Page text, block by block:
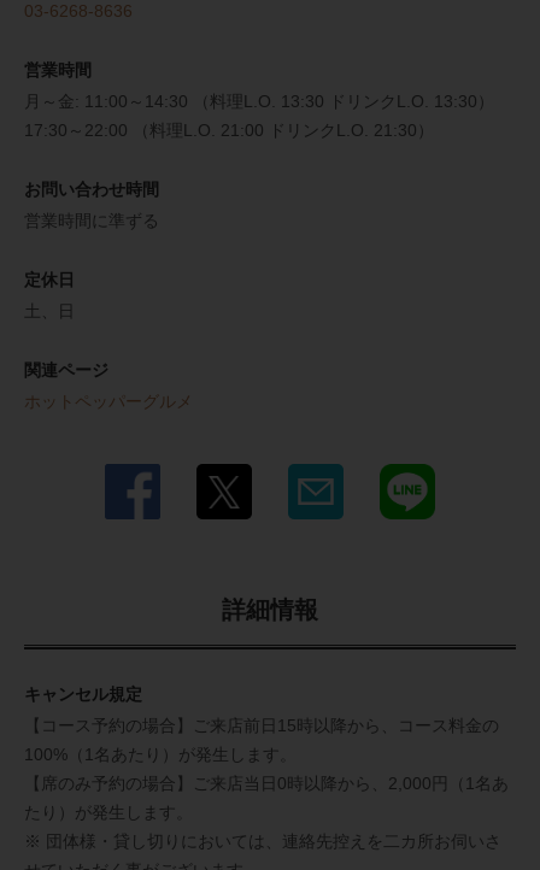
03-6268-8636
営業時間
月～金: 11:00～14:30 （料理L.O. 13:30 ドリンクL.O. 13:30）
17:30～22:00 （料理L.O. 21:00 ドリンクL.O. 21:30）
お問い合わせ時間
営業時間に準ずる
定休日
土、日
関連ページ
ホットペッパーグルメ
詳細情報
キャンセル規定
【コース予約の場合】ご来店前日15時以降から、コース料金の
100%（1名あたり）が発生します。
【席のみ予約の場合】ご来店当日0時以降から、2,000円（1名あ
たり）が発生します。
※ 団体様・貸し切りにおいては、連絡先控えを二カ所お伺いさ